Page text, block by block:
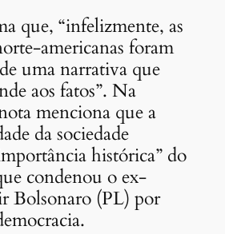
que, “infelizmente, as
americanas foram
uma narrativa que
aos fatos”. Na
menciona que a
da sociedade
histórica” do
condenou o ex-
Bolsonaro (PL) por